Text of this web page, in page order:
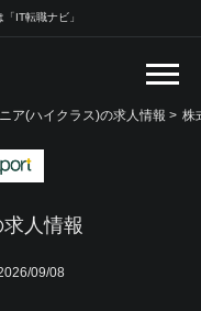
IT転職ナビ」
ア(ハイクラス)の求人情報 > 株
求人情報
09/08